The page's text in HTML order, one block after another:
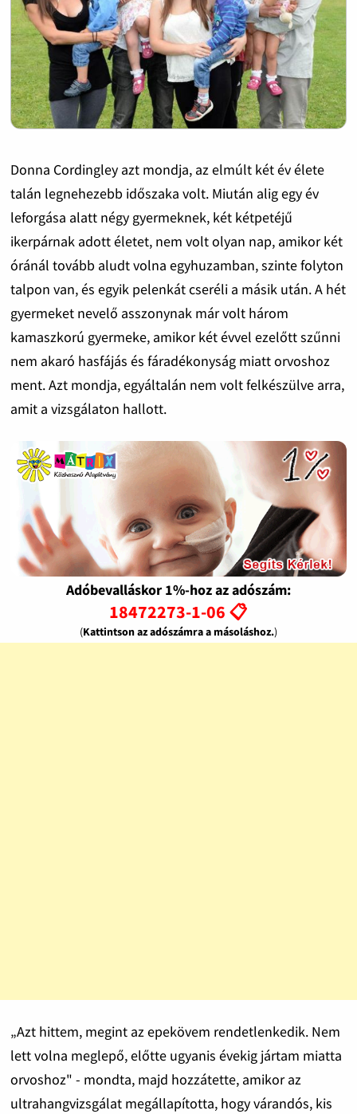
Donna Cordingley azt mondja, az elmúlt két év élete
talán legnehezebb időszaka volt. Miután alig egy év
leforgása alatt négy gyermeknek, két kétpetéjű
ikerpárnak adott életet, nem volt olyan nap, amikor két
óránál tovább aludt volna egyhuzamban, szinte folyton
talpon van, és egyik pelenkát cseréli a másik után. A hét
gyermeket nevelő asszonynak már volt három
kamaszkorú gyermeke, amikor két évvel ezelőtt szűnni
nem akaró hasfájás és fáradékonyság miatt orvoshoz
ment. Azt mondja, egyáltalán nem volt felkészülve arra,
amit a vizsgálaton hallott.
Adóbevalláskor 1%-hoz az adószám:
18472273-1-06 📋
(Kattintson az adószámra a másoláshoz.)
„Azt hittem, megint az epekövem rendetlenkedik. Nem
lett volna meglepő, előtte ugyanis évekig jártam miatta
orvoshoz" - mondta, majd hozzátette, amikor az
ultrahangvizsgálat megállapította, hogy várandós, kis